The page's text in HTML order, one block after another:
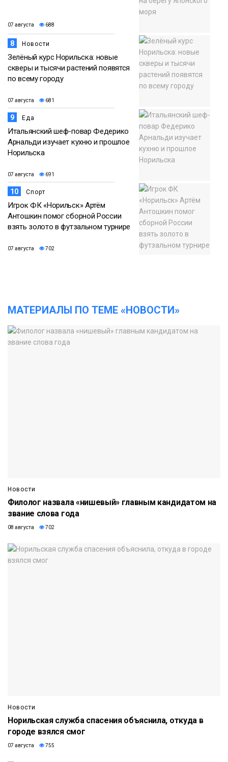
07 августа 688
8 Новости
Зелёный курс Норильска: новые
скверы и тысячи растений появятся
по всему городу
07 августа 681
9 Еда
Итальянский шеф-повар Федерико
Арнальди изучает кухню и прошлое
Норильска
07 августа 691
10 Спорт
Игрок ФК «Норильск» Артём
Антошкин помог сборной России
взять золото в футзальном турнире
07 августа 702
МАТЕРИАЛЫ ПО ТЕМЕ «НОВОСТИ»
Новости
Филолог назвала «нишевый» главным кандидатом на
звание слова года
08 августа 702
Новости
Норильская служба спасения объяснила, откуда в
городе взялся смог
07 августа 755